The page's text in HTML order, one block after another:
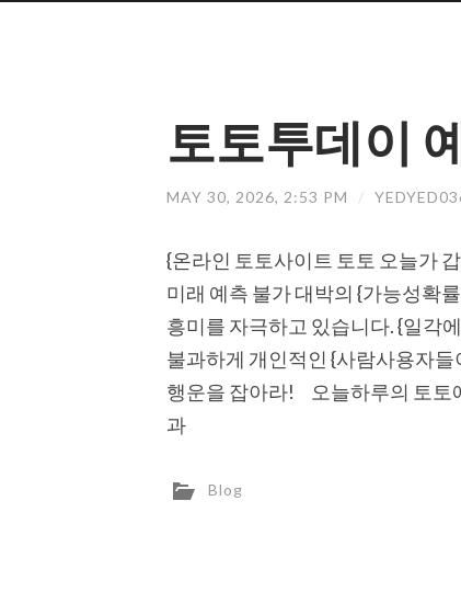
토토투데이
MAY 30, 2026, 2:53 PM /
{온라인 토토사이트 토토 오늘가
미래 예측 불가 대박의 {가능성확
흥미를 자극하고 있습니다. {일각
불과하게 개인적인 {사람사용자
행운을 잡아라! 오늘하루의 토토
과
Blog